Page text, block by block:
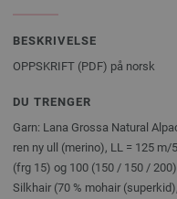
BESKRIVELSE
OPPSKRIFT (PDF) på norsk
DU TRENGER
Garn: Lana Grossa Natural
ren ny ull (merino), LL = 125
(frg 15) og 100 (150 / 150 /
Silkhair (70 % mohair